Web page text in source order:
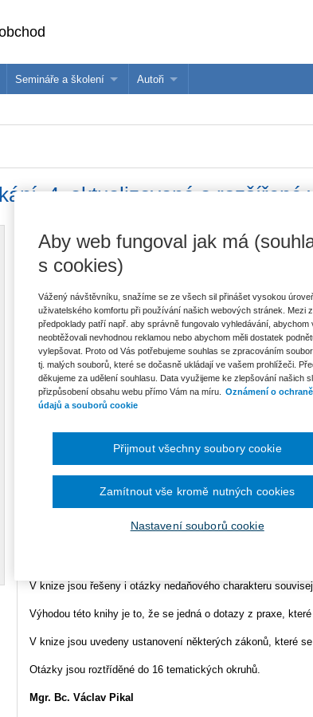
e-knihy?
Semináře a školení Autoři
4. aktualizované a rozšířené
Vydavatel Wolters Kluwer
Autor
Typ publikace Otázky a odpovědi z praxe
Datum vydání 3/2015
Počet stran 160
Typ produktu E-kniha
Formát
Hlavním tématem knihy je problematika spojená s pořízením a
používáním vozidel v souvislosti s podnikatelskou činností.
(autorek) ze státní i soukromé sféry. Velkým kladem této
spojené s používáním automobilů a dále cestovních
z příjmů je velký prostor v knize věnován také otázkám
V knize jsou řešeny i otázky nedaňového charakteru
Výhodou této knihy je to, že se jedná o dotazy z praxe, které
V knize jsou uvedeny ustanovení některých zákonů, které
Otázky jsou roztříděné do 16 tematických okruhů.
Mgr. Bc. Václav Pikal
Aby web fungoval jak má
s cookies)
Vážený návštěvníku, snažíme se ze všech sil přinášet vysokou
uživatelského komfortu při používání našich webových stránek. Mezi
předpoklady patří např. aby správně fungovalo vyhledávání, abychom
neobtěžovali nevhodnou reklamou nebo abychom měli dostatek
vylepšovat. Proto od Vás potřebujeme souhlas se zpracováním
tj. malých souborů, které se dočasně ukládají ve vašem prohlížeči.
děkujeme za udělení souhlasu. Data využijeme ke zlepšování našich
přizpůsobení obsahu webu přímo Vám na míru. Oznámení o
údajů a souborů cookie
Nastavení souborů cookie
Zamítnout vše kromě nutných cookies
Přijmout všechny soubory cookie